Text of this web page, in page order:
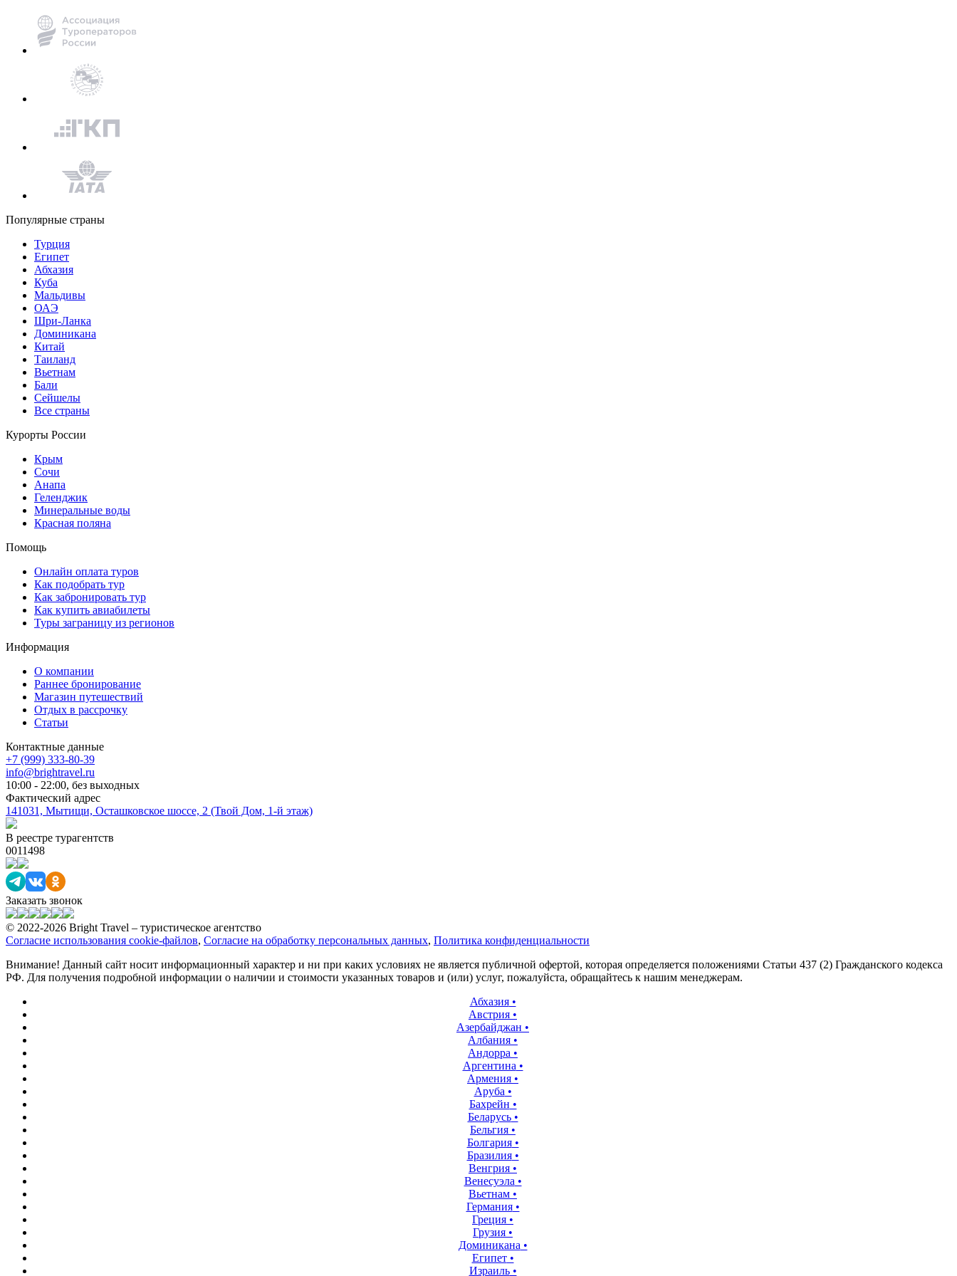
Популярные страны
Турция
Египет
Абхазия
Куба
Мальдивы
ОАЭ
Шри-Ланка
Доминикана
Китай
Таиланд
Вьетнам
Бали
Сейшелы
Все страны
Курорты России
Крым
Сочи
Анапа
Геленджик
Минеральные воды
Красная поляна
Помощь
Онлайн оплата туров
Как подобрать тур
Как забронировать тур
Как купить авиабилеты
Туры заграницу из регионов
Информация
О компании
Раннее бронирование
Магазин путешествий
Отдых в рассрочку
Статьи
Контактные данные
+7 (999) 333-80-39
info@brightravel.ru
10:00 - 22:00, без выходных
Фактический адрес
141031, Мытищи, Осташковское шоссе, 2 (Твой Дом, 1-й этаж)
В реестре турагентств
0011498
Заказать звонок
© 2022-2026 Bright Travel – туристическое агентство
Согласие использования cookie-файлов, Согласие на обработку персональных данных, Политика конфиденциальности
Внимание! Данный сайт носит информационный характер и ни при каких условиях не является публичной офертой, которая определяется положениями Статьи 437 (2) Гражданского кодекса
РФ. Для получения подробной информации о наличии и стоимости указанных товаров и (или) услуг, пожалуйста, обращайтесь к нашим менеджерам.
Абхазия•
Австрия •
Азербайджан •
Албания •
Андорра •
Аргентина •
Армения •
Аруба •
Бахрейн •
Беларусь•
Бельгия •
Болгария•
Бразилия•
Венгрия •
Венесуэла •
Вьетнам •
Германия•
Греция •
Грузия •
Доминикана •
Египет•
Израиль•